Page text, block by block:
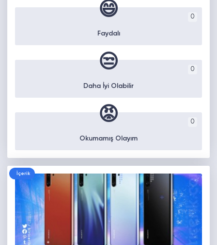
0
😄
Faydalı
0
😒
Daha İyi Olabilir
0
😡
Okumamış Olayım
İçerik